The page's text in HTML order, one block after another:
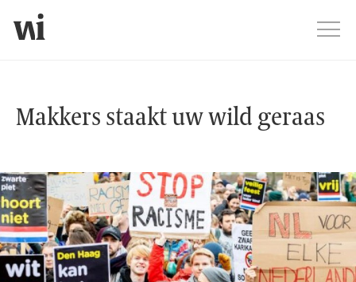
Makkers staakt uw wild geraas
Makkers staakt uw wild geraas